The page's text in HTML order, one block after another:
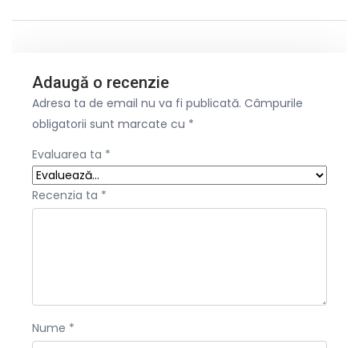
Adaugă o recenzie
Adresa ta de email nu va fi publicată. Câmpurile
obligatorii sunt marcate cu *
Evaluarea ta *
Recenzia ta *
Nume *